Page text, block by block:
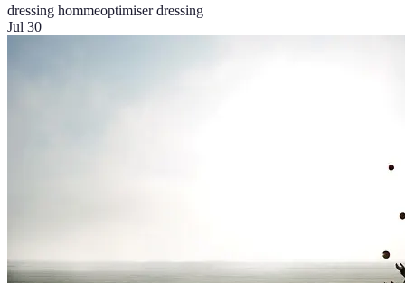
dressing hommeoptimiser dressing
Jul 30